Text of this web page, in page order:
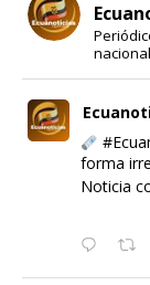
forma
Noticia